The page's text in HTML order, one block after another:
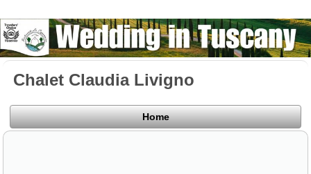
Chalet Claudia Livigno
Home